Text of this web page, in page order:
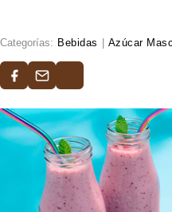
Categorías: Bebidas Azúcar